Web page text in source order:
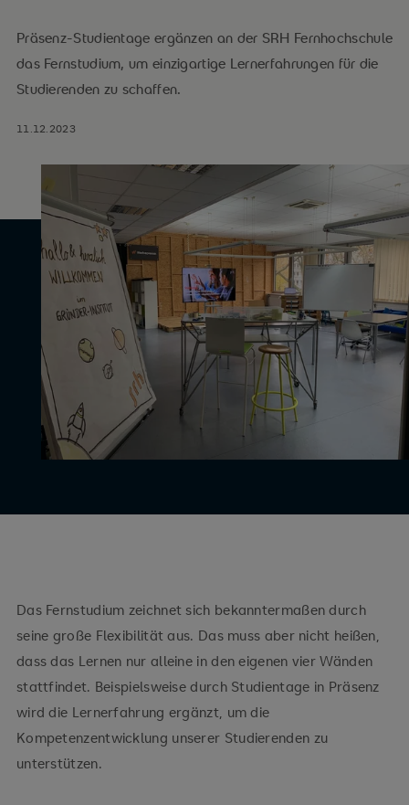
Präsenz-Studientage ergänzen an der SRH Fernhochschule
das Fernstudium, um einzigartige Lernerfahrungen für die
Studierenden zu schaffen.
11.12.2023
Das Fernstudium zeichnet sich bekanntermaßen durch
seine große Flexibilität aus. Das muss aber nicht heißen,
dass das Lernen nur alleine in den eigenen vier Wänden
stattfindet. Beispielsweise durch Studientage in Präsenz
wird die Lernerfahrung ergänzt, um die
Kompetenzentwicklung unserer Studierenden zu
unterstützen.